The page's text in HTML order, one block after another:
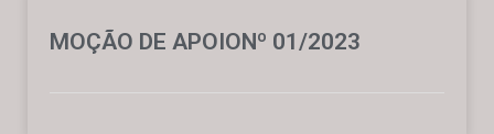
MOÇÃO DE APOIONº 01/2023